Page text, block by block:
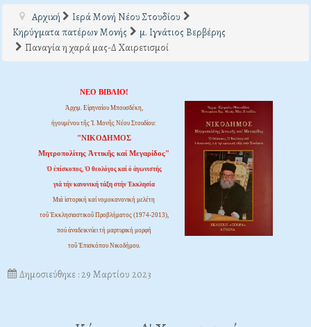
Αρχική
Ιερά Μονή Νέου Στουδίου
Κηρύγματα πατέρων Μονής
μ. Ιγνάτιος Βερβέρης
Παναγία η χαρά μας-Δ Χαιρετισμοί
ΝΕΟ ΒΙΒΛΙΟ!
Ἀρχιμ. Εἰρηναίου Μπουσδέκη,
ἡγουμένου τῆς Ἱ. Μονῆς Νέου Στουδίου:
"ΝΙΚΟΔΗΜΟΣ
Μητροπολίτης Ἀττικῆς καί Μεγαρίδος"
Ὁ ἐπίσκοπος, Ὁ θεολόγος καί ὁ ἀγωνιστής
γιά τήν κανονική τάξη στήν Ἐκκλησία
Μιά ἱστορική καί νομοκανονική μελέτη
τοῦ Ἐκκλησιαστικοῦ Προβλήματος (1974-2013),
πού ἀναδεικνύει τή μαρτυρική μορφή
τοῦ Ἐπισκόπου Νικοδήμου.
Δημοσιεύθηκε : 29 Μαρτίου 2023